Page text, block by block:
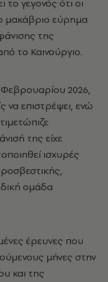
το γεγονός ότι οι
μακάβριο εύρημα
της
το Καινούργιο.
Φεβρουαρίου 2026,
να επιστρέψει, ενώ
της είχε
ισχυρές
ομάδα
έρευνες που
μήνες στην
και της